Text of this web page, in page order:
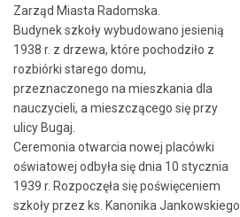
Zarząd Miasta Radomska.
Budynek szkoły wybudowano jesienią
1938 r. z drzewa, które pochodziło z
rozbiórki starego domu,
przeznaczonego na mieszkania dla
nauczycieli, a mieszczącego się przy
ulicy Bugaj.
Ceremonia otwarcia nowej placówki
oświatowej odbyła się dnia 10 stycznia
1939 r. Rozpoczęła się poświęceniem
szkoły przez ks. Kanonika Jankowskiego